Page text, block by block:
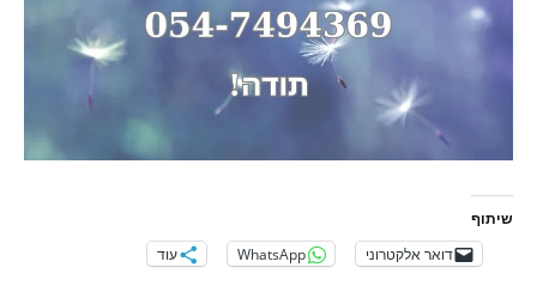
שיתוף
דואר אלקטרוני WhatsApp עוד